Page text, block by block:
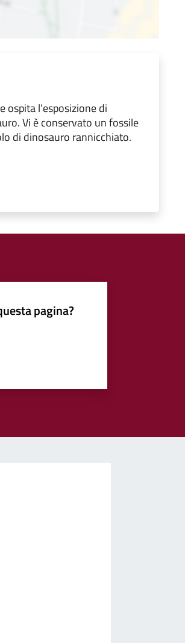
ospita l’esposizione di
Vi è conservato un fossile
di dinosauro rannicchiato.
pagina?